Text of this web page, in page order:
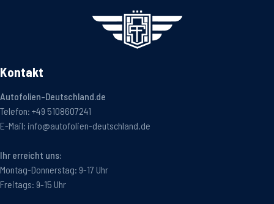
Kontakt
Autofolien-Deutschland.de
Telefon: +49 5108607241
E-Mail: info@autofolien-deutschland.de
Ihr erreicht uns:
Montag-Donnerstag: 9-17 Uhr
Freitags: 9-15 Uhr